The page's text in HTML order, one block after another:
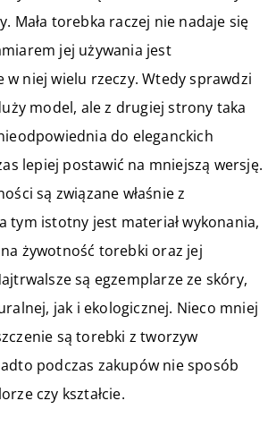
Mała torebka raczej nie nadaje się
jej używania jest
w niej wielu rzeczy. Wtedy sprawdzi
model, ale z drugiej strony taka
do eleganckich
lepiej postawić na mniejszą wersję.
są związane właśnie z
tym istotny jest materiał wykonania,
na żywotność torebki oraz jej
są egzemplarze ze skóry,
jak i ekologicznej. Nieco mniej
są torebki z tworzyw
podczas zakupów nie sposób
czy kształcie.